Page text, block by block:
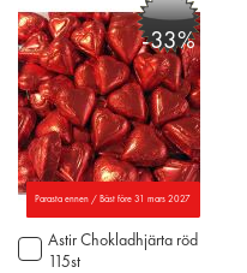
ÖNSKELISTAN
JÄMFÖR
Parasta ennen / Bäst före 31 mars 2027
-33%
Astir Chokladhjärta röd
115st
Lägg
till